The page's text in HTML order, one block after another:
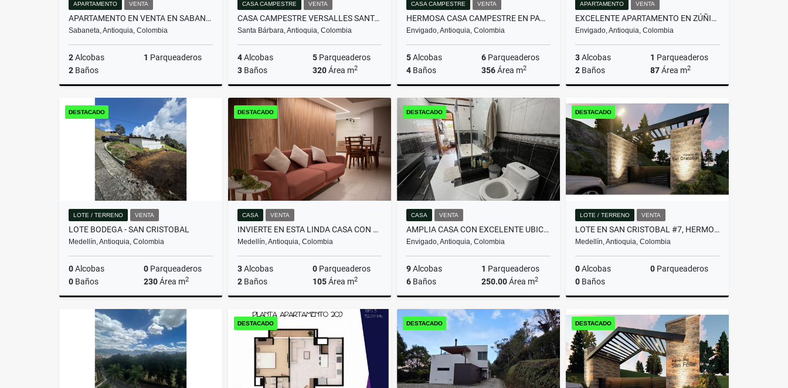
APARTAMENTO VENTA
APARTAMENTO EN VENTA EN SABANETA | SECTOR EL CARMELO
Sabaneta, Antioquia, Colombia
2Alcobas 1 Parqueaderos
2 Baños
$580.000.000
CASA CAMPESTRE VENTA
CASA CAMPESTRE VERSALLES SANTA BARBARA
Santa Bárbara, Antioquia, Colombia
4Alcobas 5 Parqueaderos
3 Baños 320Área m2
Venta
$465.000.000
CASA CAMPESTRE VENTA
HERMOSA CASA CAMPESTRE EN PANTANILLO ENVIGADO
Envigado, Antioquia, Colombia
5Alcobas 6 Parqueaderos
4 Baños 356Área m2
Venta
$1.980.000.000
APARTAMENTO VENTA
EXCELENTE APARTAMENTO EN ZÚÑIGA | UBICACIÓN ESTRATÉGICA Y SEGURA
Envigado, Antioquia, Colombia
3Alcobas 1 Parqueaderos
2 Baños 87Área m2
Venta
$780.000.000
DESTACADO
LOTE / TERRENO VENTA
LOTE BODEGA - SAN CRISTOBAL
Medellín, Antioquia, Colombia
0Alcobas 0 Parqueaderos
0 Baños 230Área m2
$563.850.000
DESTACADO
CASA VENTA
INVIERTE EN ESTA LINDA CASA CON PERMISO DE RENTAS CORTAS
Medellín, Antioquia, Colombia
3Alcobas 0 Parqueaderos
2 Baños 105Área m2
Venta
$1.200.000.000
Arrendamiento
DESTACADO
CASA VENTA
AMPLIA CASA CON EXCELENTE UBICACIÓN EN ENVIGADO!(MLS#252487)
Envigado, Antioquia, Colombia
9Alcobas 1 Parqueaderos
6 Baños 250.00Área m2
Venta
$1.100.000.000
DESTACADO
LOTE / TERRENO VENTA
LOTE EN SAN CRISTOBAL #7, HERMOSA VISTA PANORAMICA EN PARCELACION
Medellín, Antioquia, Colombia
0Alcobas 0 Parqueaderos
0 Baños
Venta
$357.480.000
DESTACADO DESTACADO DESTACADO